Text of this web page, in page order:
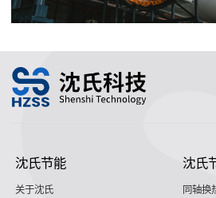
沈氏节能
关于沈氏
沈氏
同轴换